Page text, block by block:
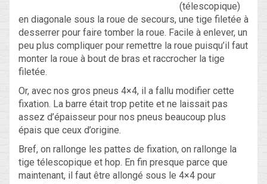
Non classé
Connexion
Flux des publications
Flux des commentaires
Site de WordPress-FR
(télescopique)
en diagonale sous la roue de secours, une tige filetée à
desserrer pour faire tomber la roue. Facile à enlever, un
peu plus compliquer pour remettre la roue puisqu’il faut
monter la roue à bout de bras et raccrocher la tige
filetée.
Or, avec nos gros pneus 4×4, il a fallu modifier cette
fixation. La barre était trop petite et ne laissait pas
assez d’épaisseur pour nos pneus beaucoup plus
épais que ceux d’origine.
Bref, on rallonge les pattes de fixation, on rallonge la
tige télescopique et hop. En fin presque parce que
maintenant, il faut être allongé sous le 4×4 pour